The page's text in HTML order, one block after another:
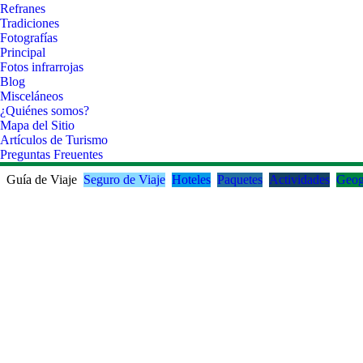
Refranes
Tradiciones
Fotografías
Principal
Fotos infrarrojas
Blog
Misceláneos
¿Quiénes somos?
Mapa del Sitio
Artículos de Turismo
Preguntas Freuentes
Guía de Viaje Seguro de Viaje Hoteles Paquetes Actividades